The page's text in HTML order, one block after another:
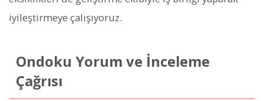
iyileştirmeye çalışıyoruz.
Ondoku Yorum ve İnceleme
Çağrısı